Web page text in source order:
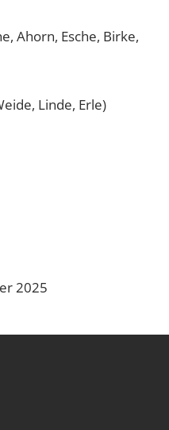
Ahorn, Esche, Birke,
Weide, Linde, Erle)
2025